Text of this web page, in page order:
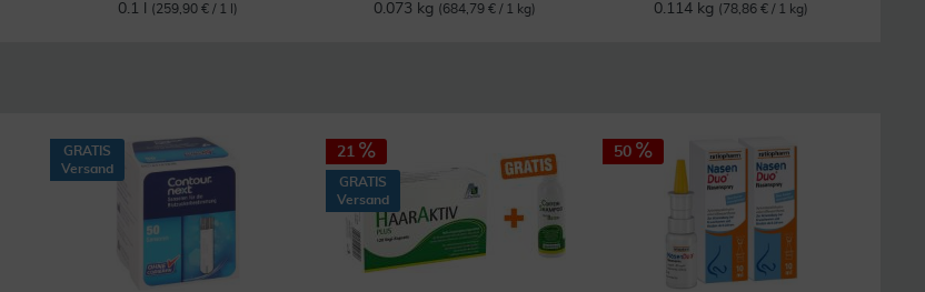
0.1 l
(259,90 € / 1 l)
0.073 kg (684,79 € / 1 kg)
0.114 kg (78,86 € / 1 kg)
GRATIS
Versand
21
GRATIS
Versand
50